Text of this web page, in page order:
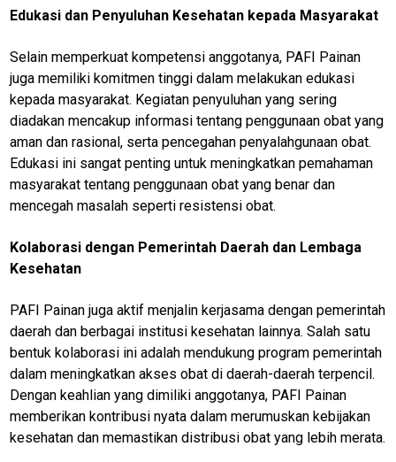
Edukasi dan Penyuluhan Kesehatan kepada Masyarakat
Selain memperkuat kompetensi anggotanya, PAFI Painan
juga memiliki komitmen tinggi dalam melakukan edukasi
kepada masyarakat. Kegiatan penyuluhan yang sering
diadakan mencakup informasi tentang penggunaan obat yang
aman dan rasional, serta pencegahan penyalahgunaan obat.
Edukasi ini sangat penting untuk meningkatkan pemahaman
masyarakat tentang penggunaan obat yang benar dan
mencegah masalah seperti resistensi obat.
Kolaborasi dengan Pemerintah Daerah dan Lembaga
Kesehatan
PAFI Painan juga aktif menjalin kerjasama dengan pemerintah
daerah dan berbagai institusi kesehatan lainnya. Salah satu
bentuk kolaborasi ini adalah mendukung program pemerintah
dalam meningkatkan akses obat di daerah-daerah terpencil.
Dengan keahlian yang dimiliki anggotanya, PAFI Painan
memberikan kontribusi nyata dalam merumuskan kebijakan
kesehatan dan memastikan distribusi obat yang lebih merata.